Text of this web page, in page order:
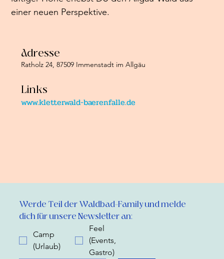
Werde Teil der Waldbad-Family und melde
dich für unsere Newsletter an:
Camp
(Urlaub)
Feel
(Events,
Gastro)
einer neuen Perspektive.
Adresse
Ratholz 24, 87509 Immenstadt im Allgäu
Links
www.kletterwald-baerenfalle.de